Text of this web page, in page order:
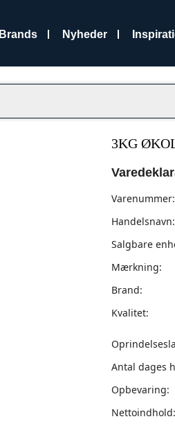
Brands Nyheder
3KG
Varenummer:
Handelsnavn:
Salgbare
Mærkning:
Brand:
Kvalitet:
Antal dages
Opbevaring:
Nettoindhold: